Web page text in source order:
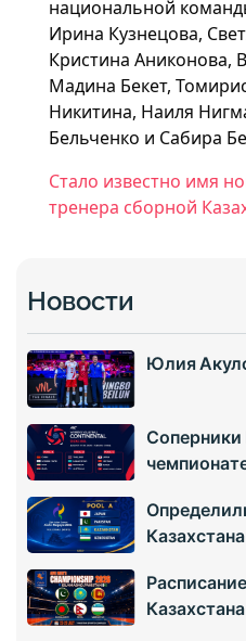
национальной
Ирина Кузнецова,
Кристина Аниконова,
Мадина Бекет,
Никитина, Наиля
Бельченко и Сабира
Стало известно имя
тренера сборной
Новости
Юлия
Соперники
Казахстана